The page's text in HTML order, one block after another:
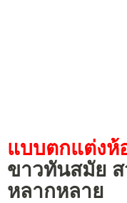
แบบตกแต่งห้
ขาวทันสมัย
หลากหลาย